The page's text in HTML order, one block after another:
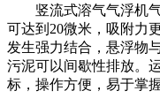
竖流式溶气气浮机气
可达到20微米，吸附力
发生强力结合，悬浮物
污泥可以间歇性排放。
标，操作方便，易于掌